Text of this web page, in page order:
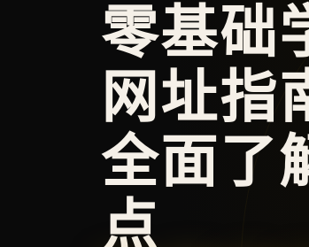
零基础
网址指
全面了
点